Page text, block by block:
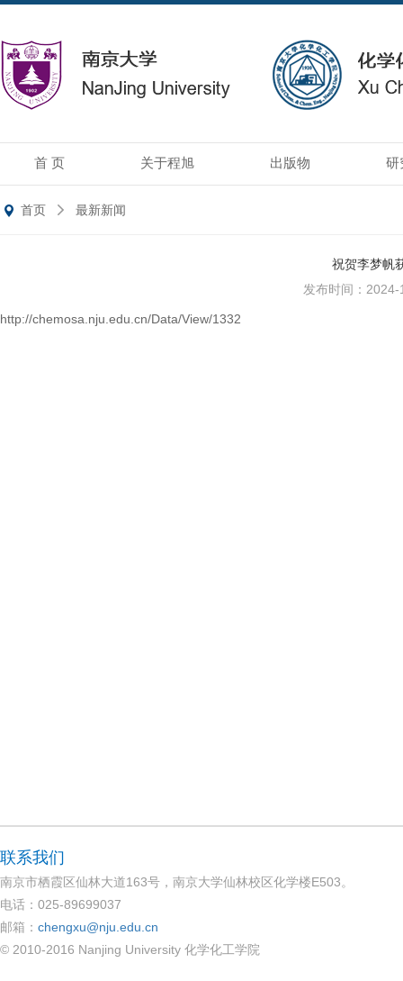
首 页 关于程旭 出版物 研
首页 最新新闻
祝贺李梦帆
发布时间：
http://chemosa.nju.edu.cn/Data/View/1332
联系我们
南京市栖霞区仙林大道163号，南京大学仙林校区化学楼E503。
电话：025-89699037
邮箱： chengxu@nju.edu.cn
© 2010-2016 Nanjing University 化学化工学院